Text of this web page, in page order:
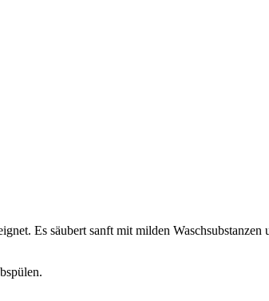
Es säubert sanft mit milden